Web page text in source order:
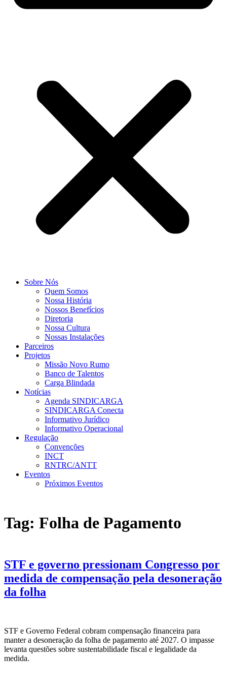
Sobre Nós
Quem Somos
Nossa História
Nossos Benefícios
Diretoria
Nossa Cultura
Nossas Instalações
Parceiros
Projetos
Missão Novo Rumo
Banco de Talentos
Carga Blindada
Notícias
Agenda SINDICARGA
SINDICARGA Conecta
Informativo Jurídico
Informativo Operacional
Regulação
Convenções
INCT
RNTRC/ANTT
Eventos
Próximos Eventos
Tag: Folha de Pagamento
STF e governo pressionam Congresso por
medida de compensação pela desoneração
da folha
STF e Governo Federal cobram compensação financeira para
manter a desoneração da folha de pagamento até 2027. O impasse
levanta questões sobre sustentabilidade fiscal e legalidade da
medida.